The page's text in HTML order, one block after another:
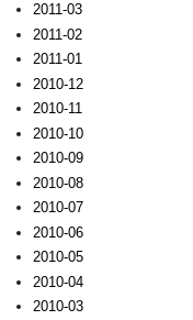
2011-03
2011-02
2011-01
2010-12
2010-11
2010-10
2010-09
2010-08
2010-07
2010-06
2010-05
2010-04
2010-03